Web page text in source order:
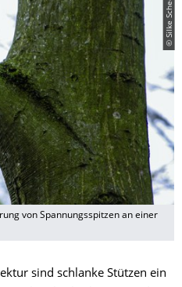
© Silke Scheerer
von Spannungsspitzen an einer
sind schlanke Stützen ein